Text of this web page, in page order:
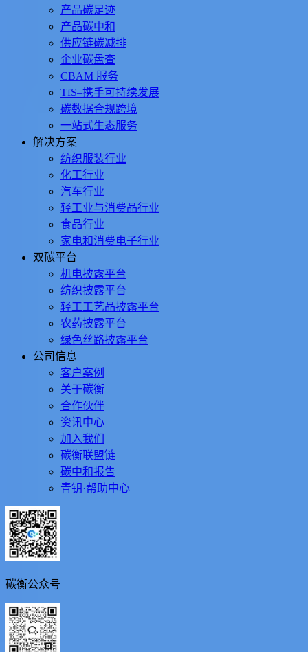
产品碳足迹
产品碳中和
供应链碳减排
企业碳盘查
CBAM 服务
TfS–携手可持续发展
碳数据合规跨境
一站式生态服务
解决方案
纺织服装行业
化工行业
汽车行业
轻工业与消费品行业
食品行业
家电和消费电子行业
双碳平台
机电披露平台
纺织披露平台
轻工工艺品披露平台
农药披露平台
绿色丝路披露平台
公司信息
客户案例
关于碳衡
合作伙伴
资讯中心
加入我们
碳衡联盟链
碳中和报告
青钥·帮助中心
碳衡公众号